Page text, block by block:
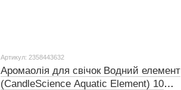
Артикул: 2358443632
Аромаолія для свічок Водний елемент
(CandleScience Aquatic Element) 10